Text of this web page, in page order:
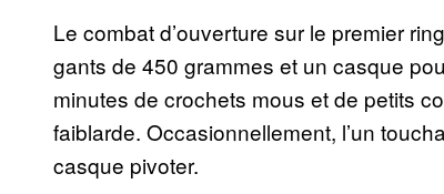
Le combat d’ouverture sur le premier
gants de 450 grammes et un casque
minutes de crochets mous et de petits
faiblarde. Occasionnellement, l’un
casque pivoter.